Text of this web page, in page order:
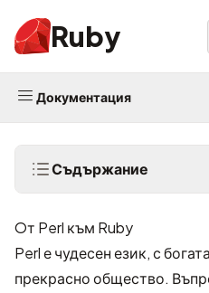
Ruby
Документация
Съдържание
Oт Perl към Ruby
Perl е чудесен език, с
прекрасно общество.